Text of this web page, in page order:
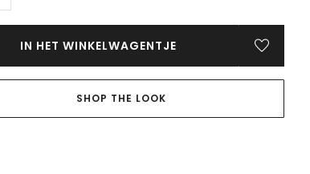
IN HET WINKELWAGENTJE
SHOP THE LOOK